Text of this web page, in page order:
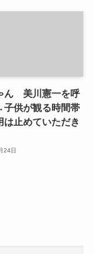
ん 美川憲一を呼
供が観る時間帯
は止めていただき
24日